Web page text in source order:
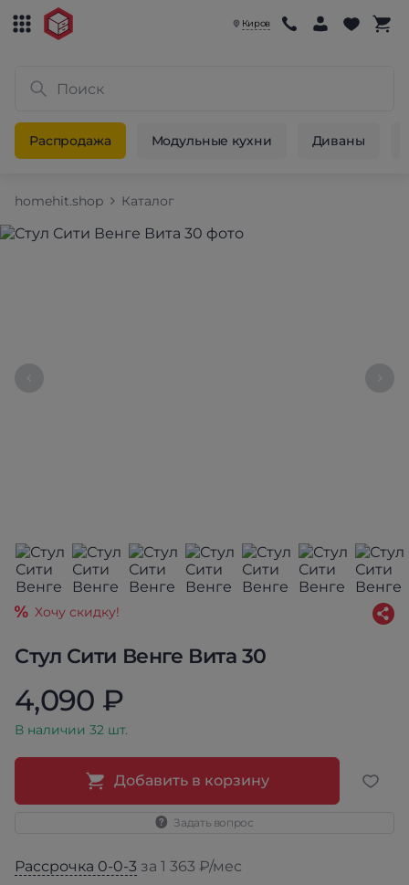
Киров
Распродажа Модульные кухни Диваны
homehit.shop Каталог
Стул Сити Венге Вита 30
Хочу скидку!
4,090 ₽
В наличии 32 шт.
Добавить в корзину
Задать вопрос
Рассрочка 0-0-3 за 1 363 ₽/мес